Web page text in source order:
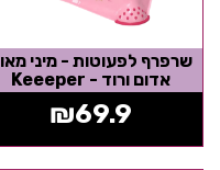
שרפרף לפעוטות - מיני
אדום ורוד - Keeeper
₪69.9